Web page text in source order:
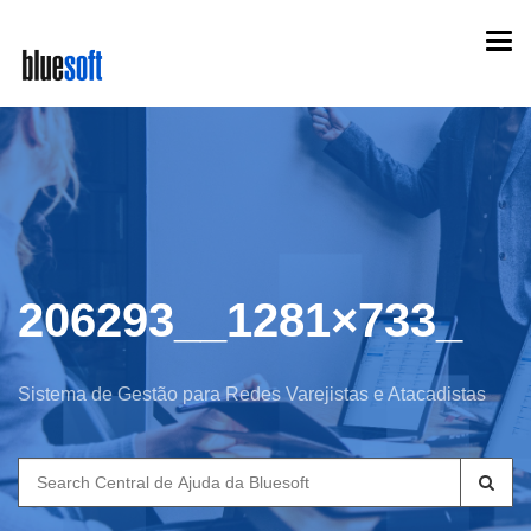
main
content
206293__1281×733_
Sistema de Gestão para Redes Varejistas e Atacadistas
Search
for: